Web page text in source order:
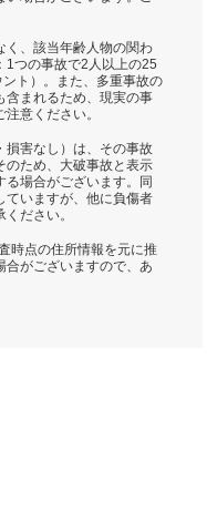
く、該当年齢人物の関わ
1つの事故で2人以上の25
ト）。また、多重事故の
含まれるため、現実の事
意ください。
損害なし）は、その事故
のため、大破事故と表示
る場合がございます。同
ていますが、他に負傷者
ださい。
時点の住所情報を元に推
合がございますので、あ